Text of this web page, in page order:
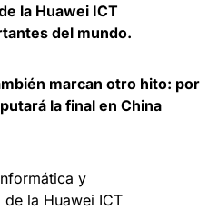
la Huawei ICT
del mundo.
marcan otro hito: por
la final en China
y
la Huawei ICT